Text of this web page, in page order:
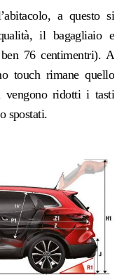
a questo si
il bagagliaio e
76 centimentri). A
touch rimane quello
vengono ridotti i tasti
spostati.